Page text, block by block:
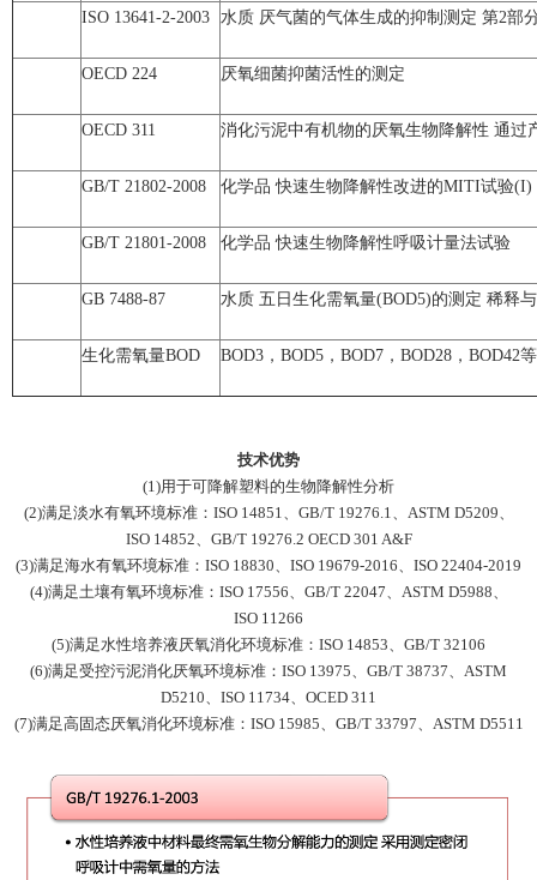
ISO 13641-2-2003 水质 厌气菌的气体生成的抑制测定 第2部
OECD 224 厌氧细菌抑菌活性的测定
OECD 311 消化污泥中有机物的厌氧生物降解性 通过
GB/T 21802-2008 化学品 快速生物降解性改进的MITI试验(I)
GB/T 21801-2008 化学品 快速生物降解性呼吸计量法试验
GB 7488-87 水质 五日生化需氧量(BOD5)的测定 稀释
生化需氧量BOD BOD3，BOD5，BOD7，BOD28，BOD42等
技术优势
(1)用于可降解塑料的生物降解性分析
(2)满足淡水有氧环境标准： ISO14851 GB/T 19276.1 ASTM D5209
ISO 14852
GB/T 19276.2 OECD 301 A&F
(3)满足海水有氧环境标准： ISO 18830 ISO 19679-2016
ISO 22404-2019
(4)满足土壤有氧环境标准： ISO 17556 GB/T 22047 ASTM D5988
ISO 11266
(5)满足水性培养液厌氧消化环境标准： ISO 14853
GB/T 32106
(6)满足受控污泥消化厌氧环境标准： ISO 13975 GB/T 38737
ASTM
D5210
ISO 11734
OCED 311
(7)满足高固态厌氧消化环境标准： ISO 15985 GB/T 33797 ASTM D5511